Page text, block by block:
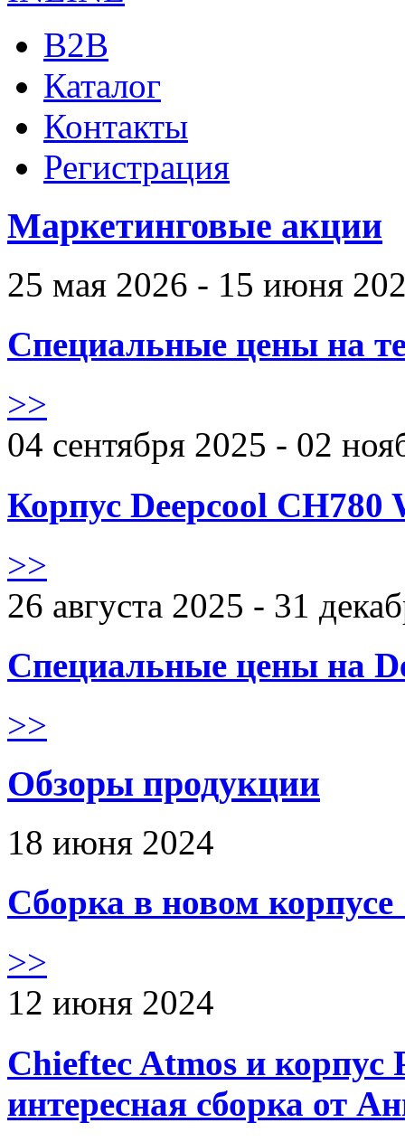
B2B
Каталог
Контакты
Регистрация
Маркетинговые акции
25 мая 2026 - 15 июня
Специальные цены на
>>
04 сентября 2025 - 02
Корпус Deepcool CH780
>>
26 августа 2025 - 31
Специальные цены на
>>
Обзоры продукции
18 июня 2024
Сборка в новом
>>
12 июня 2024
Chieftec Atmos и корпус
интересная сборка от